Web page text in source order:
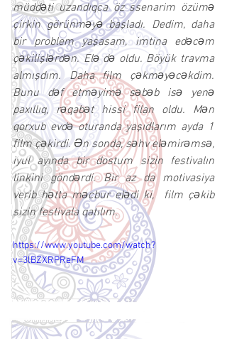
müddəti uzandıqca öz ssenarim özümə
çirkin görünməyə başladı. Dedim, daha
bir problem yaşasam, imtina edəcəm
çəkilişlərdən. Elə də oldu. Böyük travma
almışdım. Daha film çəkməyəcəkdim.
Bunu dəf etməyimə səbəb isə yenə
paxıllıq, rəqabət hissi filan oldu. Mən
qorxub evdə oturanda yaşıdlarım ayda 1
film çəkirdi. Ən sonda, səhv eləmirəmsə,
iyul ayında bir dostum sizin festivalın
linkini göndərdi. Bir az da motivasiya
verib hətta məcbur elədi ki,  film çəkib
sizin festivala qatılım.
https://www.youtube.com/watch?
v=3lBZXRPReFM